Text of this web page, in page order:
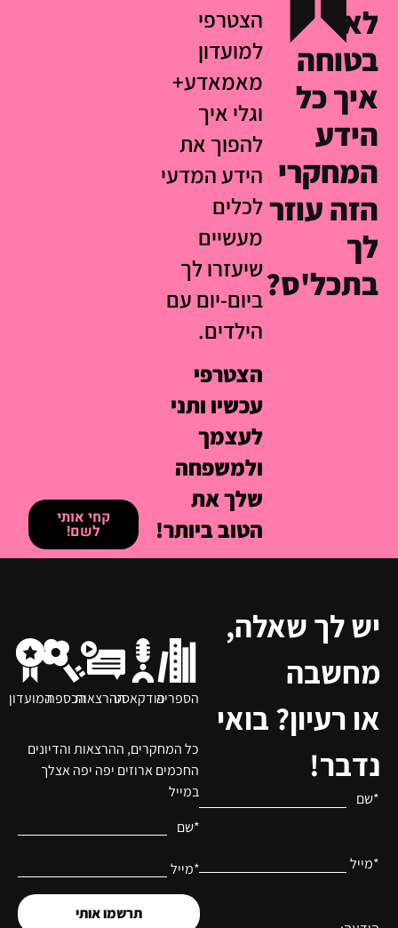
לא
בטוחה
איך כל
הידע
המחקרי
הזה עוזר
לך
בתכל'ס?
הצטרפי
למועדון
מאמאדע+
וגלי איך
להפוך את
הידע המדעי
לכלים
מעשיים
שיעזרו לך
ביום-יום עם
הילדים.
הצטרפי
עכשיו ותני
לעצמך
ולמשפחה
שלך את
הטוב ביותר!
קחי אותי
לשם!
יש לך שאלה,
מחשבה
או רעיון? בואי
נדבר!
*שם
*מייל
כל המחקרים, ההרצאות והדיונים
החכמים ארוזים יפה יפה אצלך
במייל
*שם
*מייל
תרשמו אותי
הספריהפודקאסטההרצאותהכספתהמועדון